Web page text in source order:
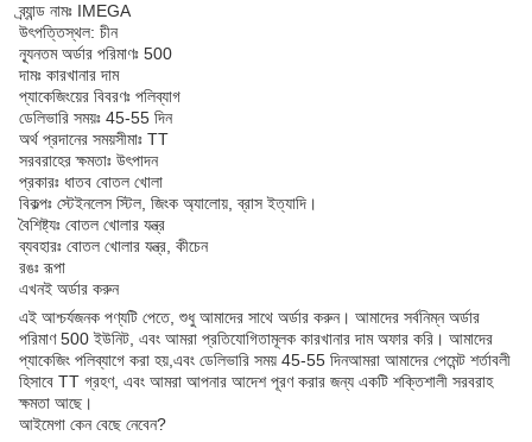
ব্র্যান্ড নামঃ IMEGA
উৎপত্তিস্থল: চীন
ন্যূনতম অর্ডার পরিমাণঃ 500
দামঃ কারখানার দাম
প্যাকেজিংয়ের বিবরণঃ পলিব্যাগ
ডেলিভারি সময়ঃ 45-55 দিন
অর্থ প্রদানের সময়সীমাঃ TT
সরবরাহের ক্ষমতাঃ উৎপাদন
প্রকারঃ ধাতব বোতল খোলা
বিকল্পঃ স্টেইনলেস স্টিল, জিংক অ্যালোয়, ব্রাস ইত্যাদি।
বৈশিষ্ট্যঃ বোতল খোলার যন্ত্র
ব্যবহারঃ বোতল খোলার যন্ত্র, কীচেন
রঙঃ রূপা
এখনই অর্ডার করুন
এই আশ্চর্যজনক পণ্যটি পেতে, শুধু আমাদের সাথে অর্ডার করুন। আমাদের সর্বনিম্ন অর্ডার
পরিমাণ 500 ইউনিট, এবং আমরা প্রতিযোগিতামূলক কারখানার দাম অফার করি। আমাদের
প্যাকেজিং পলিব্যাগে করা হয়,এবং ডেলিভারি সময় 45-55 দিনআমরা আমাদের পেমেন্ট শর্তাবলী
হিসাবে TT গ্রহণ, এবং আমরা আপনার আদেশ পূরণ করার জন্য একটি শক্তিশালী সরবরাহ
ক্ষমতা আছে।
আইমেগা কেন বেছে নেবেন?